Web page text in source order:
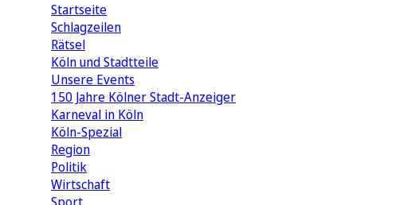
Startseite
Schlagzeilen
Rätsel
Köln und Stadtteile
Unsere Events
150 Jahre Kölner Stadt-Anzeiger
Karneval in Köln
Köln-Spezial
Region
Politik
Wirtschaft